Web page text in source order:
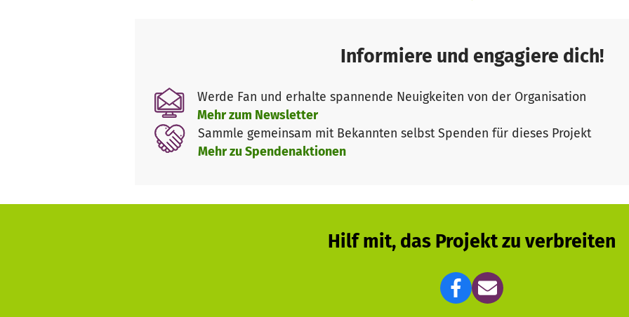
Informiere und engagiere dich!
Werde Fan und erhalte spannende Neuigkeiten von der Organisation
Mehr zum Newsletter
Sammle gemeinsam mit Bekannten selbst Spenden für dieses Projekt
Mehr zu Spendenaktionen
Hilf mit, das Projekt zu verbreiten